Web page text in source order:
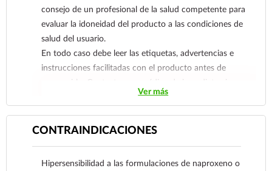
consejo de un profesional de la salud competente para
evaluar la idoneidad del producto a las condiciones de
salud del usuario.
En todo caso debe leer las etiquetas, advertencias e
instrucciones facilitadas con el producto antes de
consumirlo. Contacte a su médico de inmediato si
sospecha que tiene un problema de salud.
Ver más
CONTRAINDICACIONES
Hipersensibilidad a las formulaciones de naproxeno o